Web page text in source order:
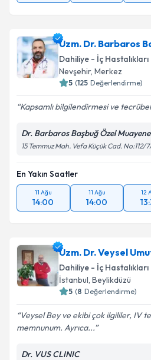
Uzm. Dr. Barbaros
Dahiliye - İç Hastalıkları
Nevşehir, Merkez
5 (125 Değerlendirme)
Kapsamlı bilgilendirmesi ve
Dr. Barbaros Başbuğ Özel
15 Temmuz Mah. Vefa Küçük Cad.
En Yakın Saatler
11 Ağu
14:00
11 Ağu
14:00
12
Uzm. Dr. Veysel
Dahiliye - İç Hastalıkları
İstanbul, Beylikdüzü
5 (8 Değerlendirme)
Veysel Bey ve ekibi çok ilgililer, IV
memnunum. Ayrıca...
Dr. VUS CLINIC